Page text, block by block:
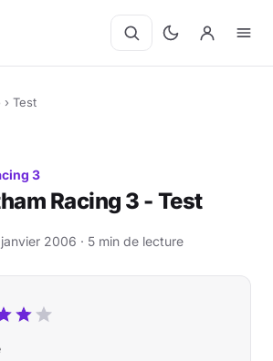
› Test
3
Racing 3 - Test
janvier 2006 · 5 min de lecture